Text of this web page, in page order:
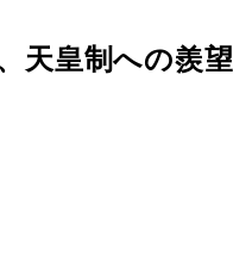
天皇制への羨望